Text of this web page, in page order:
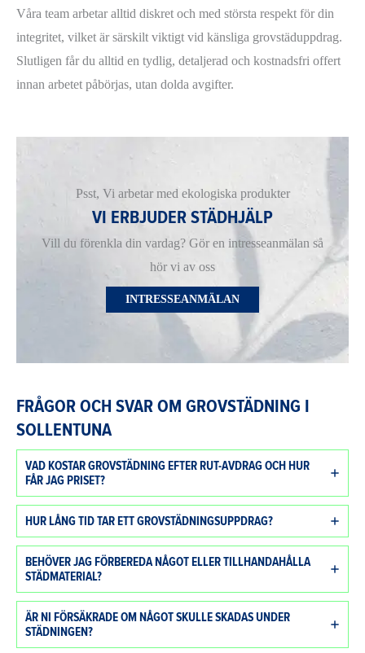
Våra team arbetar alltid diskret och med största respekt för din
integritet, vilket är särskilt viktigt vid känsliga grovstäduppdrag.
Slutligen får du alltid en tydlig, detaljerad och kostnadsfri offert
innan arbetet påbörjas, utan dolda avgifter.
Psst, Vi arbetar med ekologiska produkter
VI ERBJUDER STÄDHJÄLP
Vill du förenkla din vardag? Gör en intresseanmälan så
hör vi av oss
INTRESSEANMÄLAN
FRÅGOR OCH SVAR OM GROVSTÄDNING I
SOLLENTUNA
VAD KOSTAR GROVSTÄDNING EFTER RUT-AVDRAG OCH HUR
FÅR JAG PRISET?
HUR LÅNG TID TAR ETT GROVSTÄDNINGSUPPDRAG?
BEHÖVER JAG FÖRBEREDA NÅGOT ELLER TILLHANDAHÅLLA
STÄDMATERIAL?
ÄR NI FÖRSÄKRADE OM NÅGOT SKULLE SKADAS UNDER
STÄDNINGEN?